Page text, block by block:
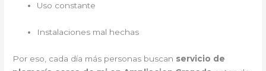
Uso constante
Instalaciones mal hechas
Por eso, cada día más personas buscan servicio de